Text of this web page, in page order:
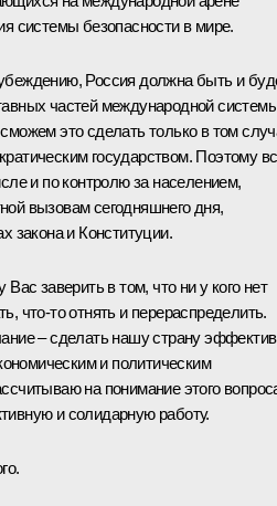
системы безопасности в мире.
Россия должна быть и
частей международной
это сделать только в том
государством. Поэтому
и по контролю за населением,
вызовам сегодняшнего дня,
закона и Конституции.
заверить в том, что ни у кого нет
что‑то отнять и перераспределить.
– сделать нашу страну
и политическим
на понимание этого
и солидарную работу.